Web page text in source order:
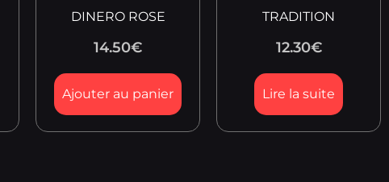
DINERO ROSE
14.50€
Ajouter au panier
TRADITION
12.30€
Lire la suite